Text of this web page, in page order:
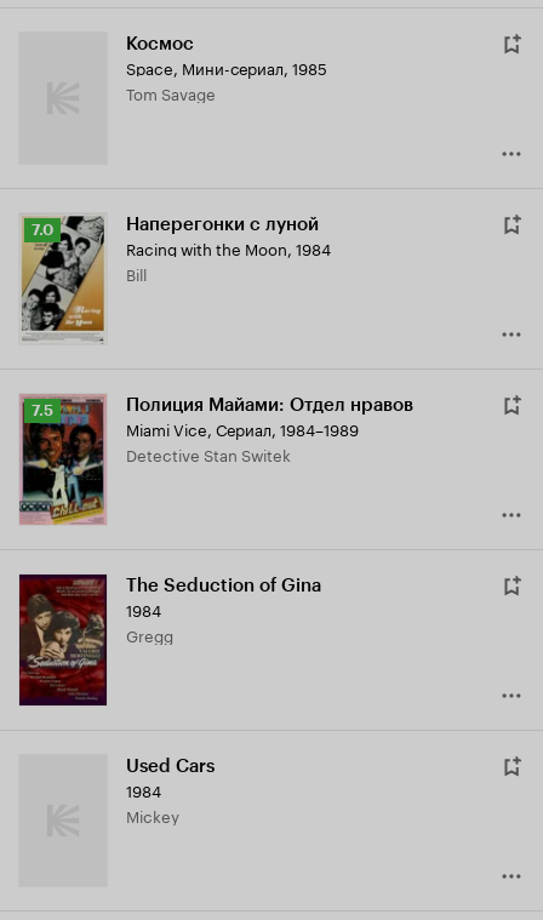
Космос
Space, Мини-сериал, 1985
Tom Savage
Рейтинг
Кинопоиска
7.0
7.0 Наперегонки с луной
Racing with the Moon, 1984
Bill
Рейтинг
Кинопоиска
7.5
7.5 Полиция Майами: Отдел нравов
Miami Vice, Сериал, 1984–1989
Detective Stan Switek
The Seduction of Gina
1984
Gregg
Used Cars
1984
Mickey